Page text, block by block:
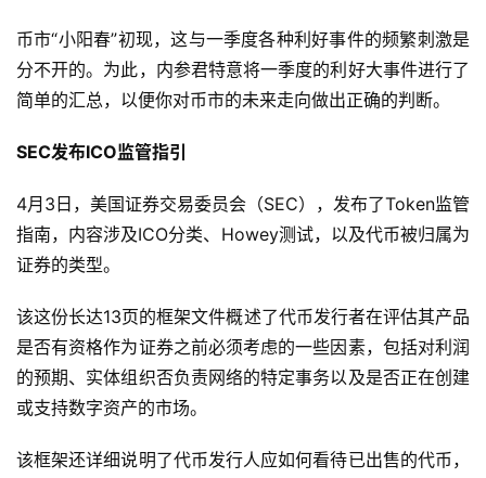
币市“小阳春”初现，这与一季度各种利好事件的频繁刺激是
分不开的。为此，内参君特意将一季度的利好大事件进行了
简单的汇总，以便你对币市的未来走向做出正确的判断。
SEC发布ICO监管指引
4月3日，美国证券交易委员会（SEC），发布了Token监管
指南，内容涉及ICO分类、Howey测试，以及代币被归属为
证券的类型。
该这份长达13页的框架文件概述了代币发行者在评估其产品
是否有资格作为证券之前必须考虑的一些因素，包括对利润
的预期、实体组织否负责网络的特定事务以及是否正在创建
或支持数字资产的市场。
该框架还详细说明了代币发行人应如何看待已出售的代币，